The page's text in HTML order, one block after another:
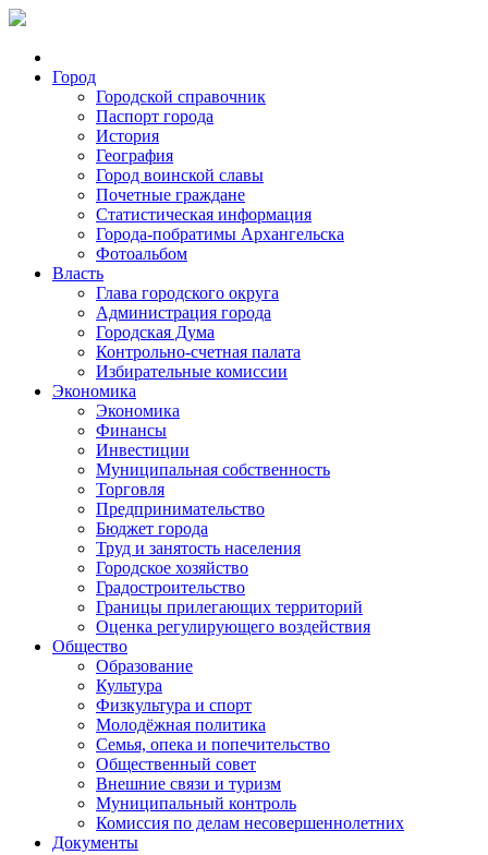
Город
Городской справочник
Паспорт города
История
География
Город воинской славы
Почетные граждане
Статистическая информация
Города-побратимы Архангельска
Фотоальбом
Власть
Глава городского округа
Администрация города
Городская Дума
Контрольно-счетная палата
Избирательные комиссии
Экономика
Экономика
Финансы
Инвестиции
Муниципальная собственность
Торговля
Предпринимательство
Бюджет города
Труд и занятость населения
Городское хозяйство
Градостроительство
Границы прилегающих территорий
Оценка регулирующего воздействия
Общество
Образование
Культура
Физкультура и спорт
Молодёжная политика
Семья, опека и попечительство
Общественный совет
Внешние связи и туризм
Муниципальный контроль
Комиссия по делам несовершеннолетних
Документы